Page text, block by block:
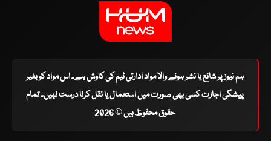
ہم نیوز پر شائع یا نشر ہونے والا مواد ادارتی ٹیم کی کاوش ہے۔ اس مواد کو بغیر
پیشگی اجازت کسی بھی صورت میں استعمال یا نقل کرنا درست نہیں۔ تمام
حقوق محفوظ ہیں © 2026